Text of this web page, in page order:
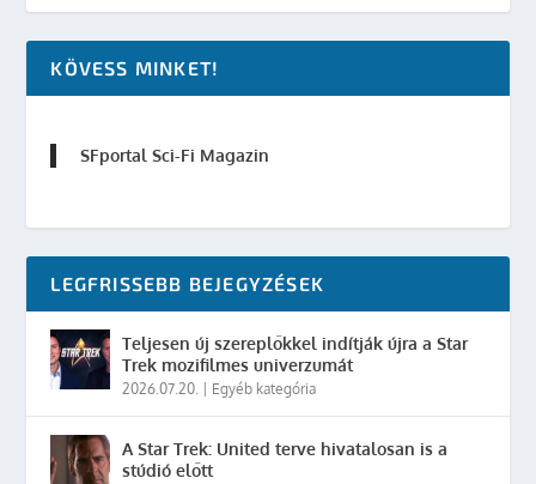
KÖVESS MINKET!
SFportal Sci-Fi Magazin
LEGFRISSEBB BEJEGYZÉSEK
Teljesen új szereplőkkel indítják újra a Star
Trek mozifilmes univerzumát
2026.07.20. Egyéb kategória
A Star Trek: United terve hivatalosan is a
stúdió előtt